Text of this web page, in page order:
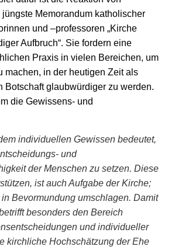
Memorandum katholischer
und –professoren „Kirche
Aufbruch“. Sie fordern eine
Praxis in vielen Bereichen, um
machen, in der heutigen Zeit als
Botschaft glaubwürdiger zu werden.
die Gewissens- und
individuellen Gewissen bedeutet,
und
der Menschen zu setzen. Diese
ist auch Aufgabe der Kirche;
Bevormundung umschlagen. Damit
besonders den Bereich
und individueller
kirchliche Hochschätzung der Ehe